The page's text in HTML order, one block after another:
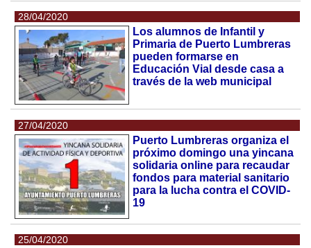
28/04/2020
Los alumnos de Infantil y
Primaria de Puerto Lumbreras
pueden formarse en
Educación Vial desde casa a
través de la web municipal
27/04/2020
Puerto Lumbreras organiza el
próximo domingo una yincana
solidaria online para recaudar
fondos para material sanitario
para la lucha contra el COVID-
19
25/04/2020